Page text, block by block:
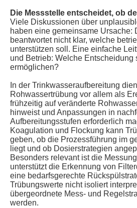
Die Messstelle entscheidet, ob
Viele Diskussionen über
haben eine gemeinsame Ursache:
beantwortet nicht klar, welche
unterstützen soll. Eine einfache
und Betrieb: Welche Entscheidung
ermöglichen?
In der Trinkwasseraufbereitung
Rohwassertrübung vor allem als
frühzeitig auf veränderte
hinweist und Anpassungen in
Aufbereitungsstufen erforderlich
Koagulation und Flockung kann
geben, ob die Prozessführung im
liegt und ob Dosierstrategien
Besonders relevant ist die
unterstützt die Erkennung von
eine bedarfsgerechte
Trübungswerte nicht isoliert
übergeordnete Mess- und
werden.